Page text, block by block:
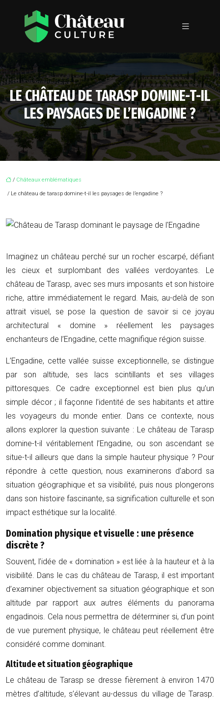
LE CHÂTEAU DE TARASP DOMINE-T-IL
LES PAYSAGES DE L’ENGADINE ?
/ Châteaux emblématiques
/ Le château de tarasp domine-t-il les paysages de l’engadine ?
Imaginez un château perché sur un rocher escarpé, défiant
les cieux et surplombant des vallées verdoyantes. Le
château de Tarasp, avec ses murs imposants et son histoire
riche, attire immédiatement le regard. Mais, au-delà de son
attrait visuel, se pose la question de savoir si ce joyau
architectural « domine » réellement les paysages
enchanteurs de l’Engadine, cette magnifique région suisse.
L’Engadine, cette vallée suisse exceptionnelle, se distingue
par son altitude, ses lacs scintillants et ses villages
pittoresques. Ce cadre exceptionnel est bien plus qu’un
simple décor ; il façonne l’identité de ses habitants et attire
les voyageurs du monde entier. Dans ce contexte, nous
allons explorer la question suivante : Le château de Tarasp
domine-t-il véritablement l’Engadine, ou son ascendant se
situe-t-il ailleurs que dans la simple hauteur physique ? Pour
répondre à cette question, nous examinerons d’abord sa
situation géographique et sa visibilité, puis nous plongerons
dans son histoire fascinante, sa signification culturelle et son
impact esthétique sur la localité.
Domination physique et visuelle : une présence
discrète ?
Souvent, l’idée de « domination » est liée à la hauteur et à la
visibilité. Dans le cas du château de Tarasp, il est important
d’examiner objectivement sa situation géographique et son
altitude par rapport aux autres éléments du panorama
engadinois. Cela nous permettra de déterminer si, d’un point
de vue purement physique, le château peut réellement être
considéré comme dominant.
Altitude et situation géographique
Le château de Tarasp se dresse fièrement à environ 1470
mètres d’altitude, s’élevant au-dessus du village de Tarasp.